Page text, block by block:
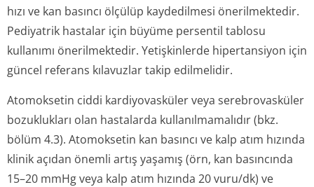
hızı ve kan basıncı ölçülüp kaydedilmesi önerilmektedir.
Pediyatrik hastalar için büyüme persentil tablosu
kullanımı önerilmektedir. Yetişkinlerde hipertansiyon için
güncel referans kılavuzlar takip edilmelidir.
Atomoksetin ciddi kardiyovasküler veya serebrovasküler
bozuklukları olan hastalarda kullanılmamalıdır (bkz.
bölüm 4.3). Atomoksetin kan basıncı ve kalp atım hızında
klinik açıdan önemli artış yaşamış (örn, kan basıncında
15–20 mmHg veya kalp atım hızında 20 vuru/dk) ve